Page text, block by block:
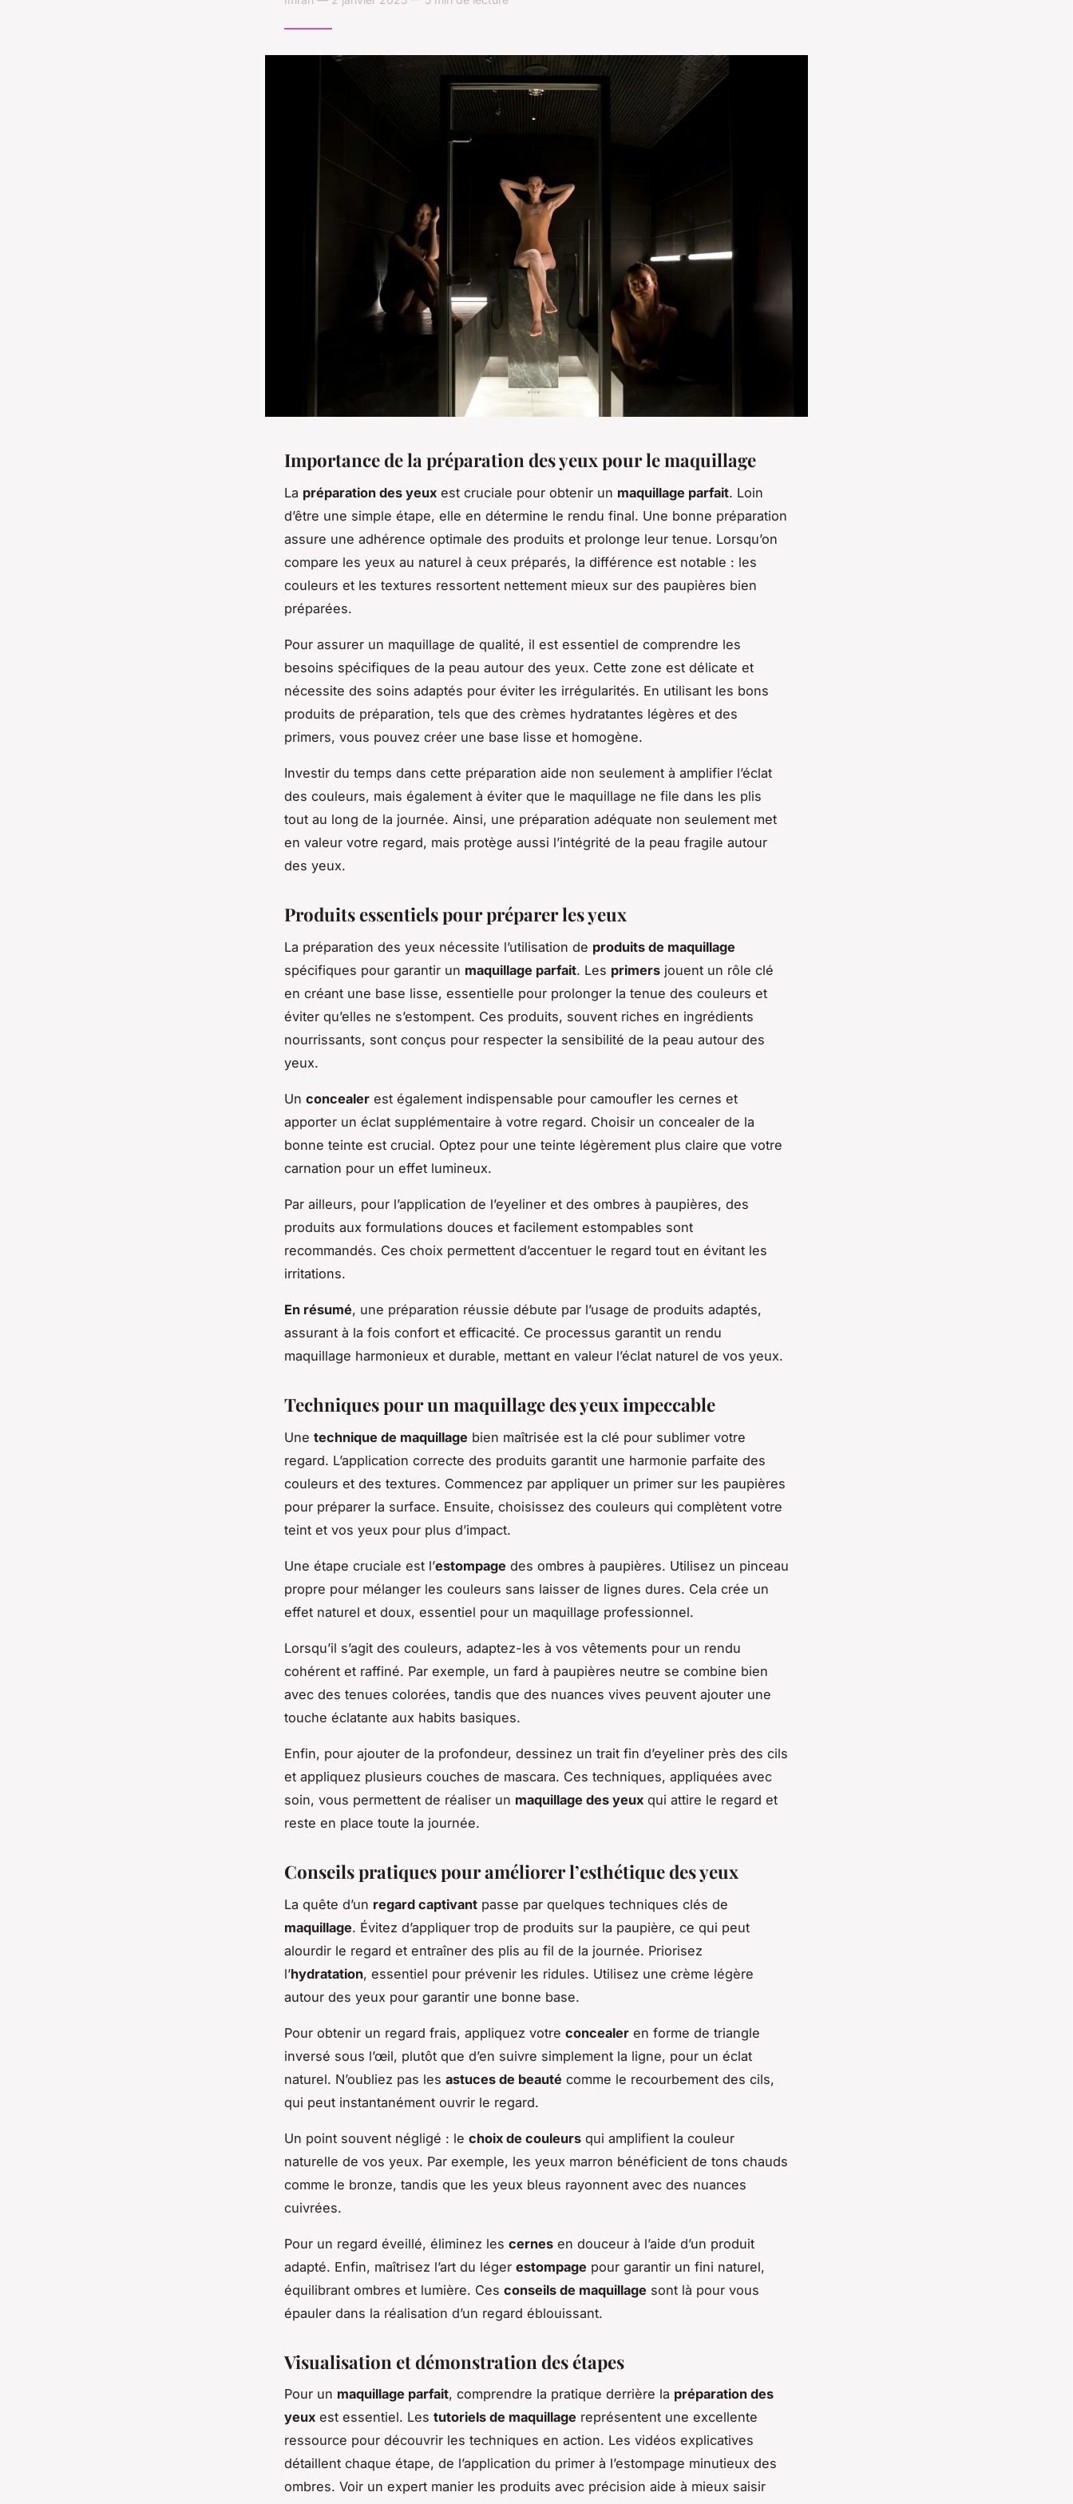
Importance de la préparation des yeux pour le maquillage
La préparation des yeux est cruciale pour obtenir un maquillage parfait. Loin
d’être une simple étape, elle en détermine le rendu final. Une bonne préparation
assure une adhérence optimale des produits et prolonge leur tenue. Lorsqu’on
compare les yeux au naturel à ceux préparés, la différence est notable : les
couleurs et les textures ressortent nettement mieux sur des paupières bien
préparées.
Pour assurer un maquillage de qualité, il est essentiel de comprendre les
besoins spécifiques de la peau autour des yeux. Cette zone est délicate et
nécessite des soins adaptés pour éviter les irrégularités. En utilisant les bons
produits de préparation, tels que des crèmes hydratantes légères et des
primers, vous pouvez créer une base lisse et homogène.
Investir du temps dans cette préparation aide non seulement à amplifier l’éclat
des couleurs, mais également à éviter que le maquillage ne file dans les plis
tout au long de la journée. Ainsi, une préparation adéquate non seulement met
en valeur votre regard, mais protège aussi l’intégrité de la peau fragile autour
des yeux.
Produits essentiels pour préparer les yeux
La préparation des yeux nécessite l’utilisation de produits de maquillage
spécifiques pour garantir un maquillage parfait. Les primers jouent un rôle clé
en créant une base lisse, essentielle pour prolonger la tenue des couleurs et
éviter qu’elles ne s’estompent. Ces produits, souvent riches en ingrédients
nourrissants, sont conçus pour respecter la sensibilité de la peau autour des
yeux.
Un concealer est également indispensable pour camoufler les cernes et
apporter un éclat supplémentaire à votre regard. Choisir un concealer de la
bonne teinte est crucial. Optez pour une teinte légèrement plus claire que votre
carnation pour un effet lumineux.
Par ailleurs, pour l’application de l’eyeliner et des ombres à paupières, des
produits aux formulations douces et facilement estompables sont
recommandés. Ces choix permettent d’accentuer le regard tout en évitant les
irritations.
En résumé, une préparation réussie débute par l’usage de produits adaptés,
assurant à la fois confort et efficacité. Ce processus garantit un rendu
maquillage harmonieux et durable, mettant en valeur l’éclat naturel de vos yeux.
Techniques pour un maquillage des yeux impeccable
Une technique de maquillage bien maîtrisée est la clé pour sublimer votre
regard. L’application correcte des produits garantit une harmonie parfaite des
couleurs et des textures. Commencez par appliquer un primer sur les paupières
pour préparer la surface. Ensuite, choisissez des couleurs qui complètent votre
teint et vos yeux pour plus d’impact.
Une étape cruciale est l’estompage des ombres à paupières. Utilisez un pinceau
propre pour mélanger les couleurs sans laisser de lignes dures. Cela crée un
effet naturel et doux, essentiel pour un maquillage professionnel.
Lorsqu’il s’agit des couleurs, adaptez-les à vos vêtements pour un rendu
cohérent et raffiné. Par exemple, un fard à paupières neutre se combine bien
avec des tenues colorées, tandis que des nuances vives peuvent ajouter une
touche éclatante aux habits basiques.
Enfin, pour ajouter de la profondeur, dessinez un trait fin d’eyeliner près des cils
et appliquez plusieurs couches de mascara. Ces techniques, appliquées avec
soin, vous permettent de réaliser un maquillage des yeux qui attire le regard et
reste en place toute la journée.
Conseils pratiques pour améliorer l’esthétique des yeux
La quête d’un regard captivant passe par quelques techniques clés de
maquillage. Évitez d’appliquer trop de produits sur la paupière, ce qui peut
alourdir le regard et entraîner des plis au fil de la journée. Priorisez
l’hydratation, essentiel pour prévenir les ridules. Utilisez une crème légère
autour des yeux pour garantir une bonne base.
Pour obtenir un regard frais, appliquez votre concealer en forme de triangle
inversé sous l’œil, plutôt que d’en suivre simplement la ligne, pour un éclat
naturel. N’oubliez pas les astuces de beauté comme le recourbement des cils,
qui peut instantanément ouvrir le regard.
Un point souvent négligé : le choix de couleurs qui amplifient la couleur
naturelle de vos yeux. Par exemple, les yeux marron bénéficient de tons chauds
comme le bronze, tandis que les yeux bleus rayonnent avec des nuances
cuivrées.
Pour un regard éveillé, éliminez les cernes en douceur à l’aide d’un produit
adapté. Enfin, maîtrisez l’art du léger estompage pour garantir un fini naturel,
équilibrant ombres et lumière. Ces conseils de maquillage sont là pour vous
épauler dans la réalisation d’un regard éblouissant.
Visualisation et démonstration des étapes
Pour un maquillage parfait, comprendre la pratique derrière la préparation des
yeux est essentiel. Les tutoriels de maquillage représentent une excellente
ressource pour découvrir les techniques en action. Les vidéos explicatives
détaillent chaque étape, de l’application du primer à l’estompage minutieux des
ombres. Voir un expert manier les produits avec précision aide à mieux saisir